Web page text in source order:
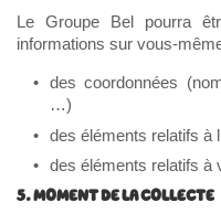
Le Groupe Bel pourra
informations sur vous-
des coordonnées
…)
des éléments relatifs à
des éléments relatifs à
5. MOMENT DE LA COLLECTE